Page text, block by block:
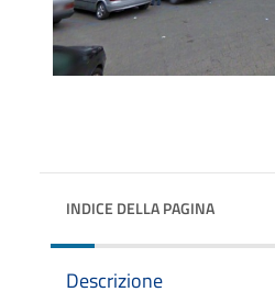
INDICE DELLA PAGINA
Descrizione